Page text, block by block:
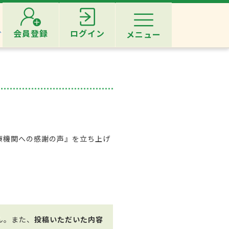
会員登録 ログイン メニュー
関への感謝の声』を立ち上げ
また、 投稿いただいた内容